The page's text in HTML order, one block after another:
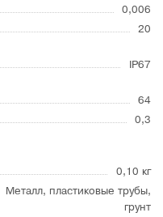
0,006
20
IP67
64
0,3
0,10 кг
Металл, пластиковые трубы,
грунт